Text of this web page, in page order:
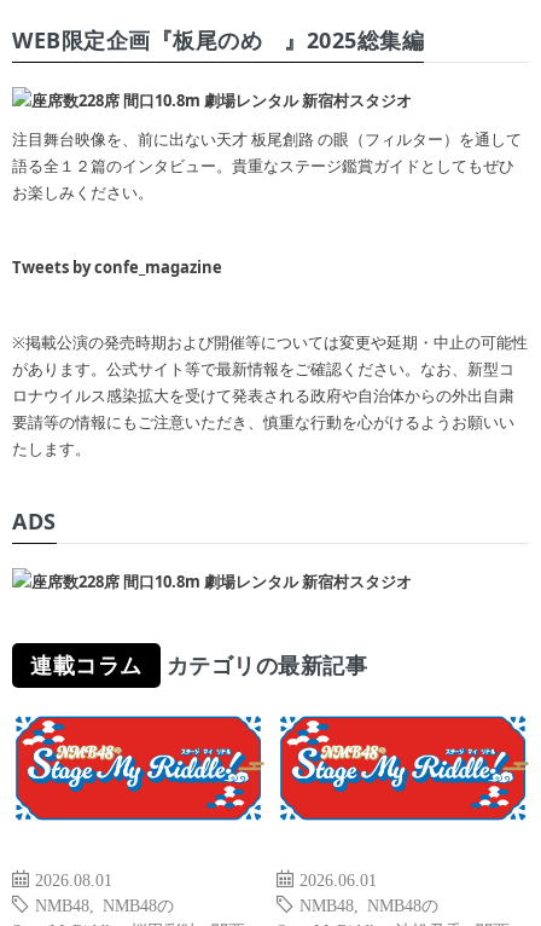
WEB限定企画『板尾のめ゙』2025総集編
注目舞台映像を、前に出ない天才 板尾創路 の眼（フィルター）を通して
語る全１２篇のインタビュー。貴重なステージ鑑賞ガイドとしてもぜひ
お楽しみください。
Tweets by confe_magazine
※掲載公演の発売時期および開催等については変更や延期・中止の可能性
があります。公式サイト等で最新情報をご確認ください。なお、新型コ
ロナウイルス感染拡大を受けて発表される政府や自治体からの外出自粛
要請等の情報にもご注意いただき、慎重な行動を心がけるようお願いい
たします。
ADS
連載コラム カテゴリの最新記事
2026.08.01
NMB48
NMB48の
2026.06.01
NMB48
NMB48の